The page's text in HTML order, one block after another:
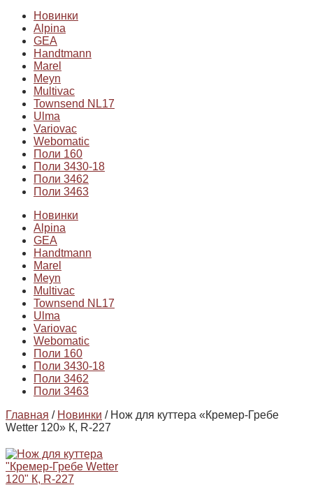
Новинки
Alpina
GEA
Handtmann
Marel
Meyn
Multivac
Townsend NL17
Ulma
Variovac
Webomatic
Поли 160
Поли 3430-18
Поли 3462
Поли 3463
Новинки
Alpina
GEA
Handtmann
Marel
Meyn
Multivac
Townsend NL17
Ulma
Variovac
Webomatic
Поли 160
Поли 3430-18
Поли 3462
Поли 3463
Главная / Новинки / Нож для куттера «Кремер-Гребе
Wetter 120» К, R-227